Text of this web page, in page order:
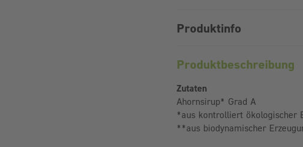
Produktinfo
Produktbeschreibung
Zutaten
Ahornsirup* Grad A
*aus kontrolliert ökologischer
**aus biodynamischer